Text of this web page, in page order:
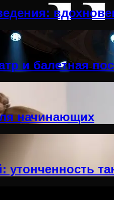
и балетная
начинающих
утонченность